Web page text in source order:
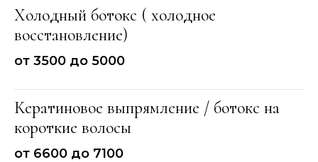
Холодный ботокс ( холодное
восстановление)
от 3500 до 5000
Кератиновое выпрямление / ботокс на
короткие волосы
от 6600 до 7100